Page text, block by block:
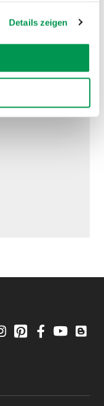
Details zeigen
InstagramPinterestFacebookYouTube